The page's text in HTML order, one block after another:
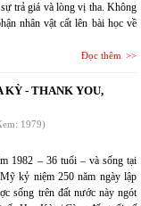
trả giá và lòng vị tha. Không
nhân vật cất lên bài học về
Đọc thêm
KỲ - THANK YOU,
1979)
1982 – 36 tuổi – và sống tại
kỷ niệm 250 năm ngày lập
sống trên đất nước này ngót